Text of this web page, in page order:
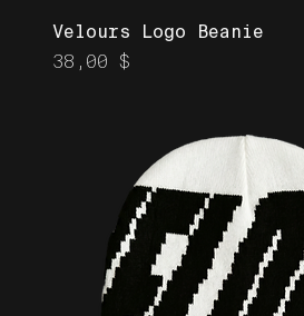
Velours Logo Beanie
Prix
38,00 $